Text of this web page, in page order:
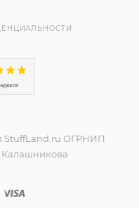
StuffLand.ru ОГРНИП
Калашникова